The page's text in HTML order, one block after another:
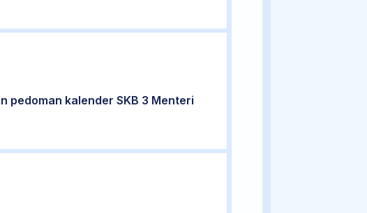
pedoman kalender SKB 3 Menteri